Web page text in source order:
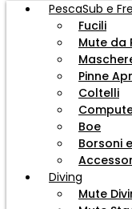
PescaSub e
Fucili
Mute da
Pinne
Coltelli
Boe
Borsoni
Diving
Mute